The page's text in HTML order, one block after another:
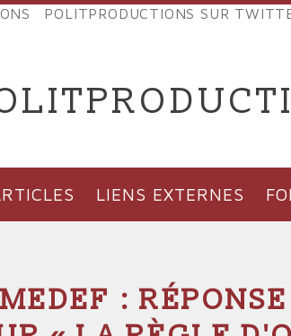
POLITPRODUCTIONS SUR
LIENS EXTERNES
: